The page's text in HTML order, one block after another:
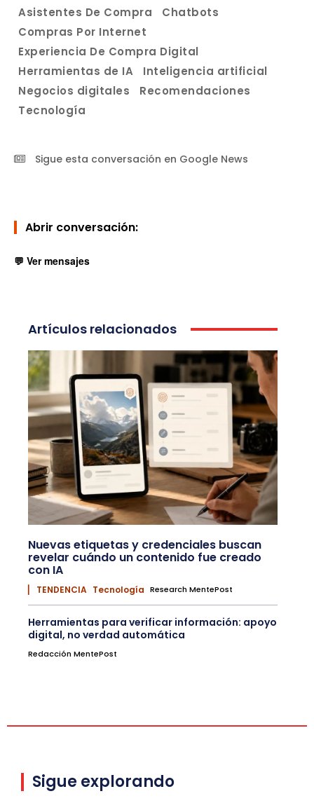
Asistentes De Compra
Chatbots
Compras Por Internet
Experiencia De Compra Digital
Herramientas de IA
Inteligencia artificial
Negocios digitales
Recomendaciones
Tecnología
Sigue esta conversación en Google News
Abrir conversación:
💬 Ver mensajes
Artículos relacionados
Nuevas etiquetas y credenciales buscan
revelar cuándo un contenido fue creado
con IA
▏ TENDENCIA Tecnología Research MentePost
Herramientas para verificar información: apoyo
digital, no verdad automática
Redacción MentePost
Sigue explorando